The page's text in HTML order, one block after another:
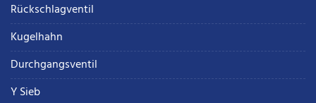
Rückschlagventil
Kugelhahn
Durchgangsventil
Y Sieb